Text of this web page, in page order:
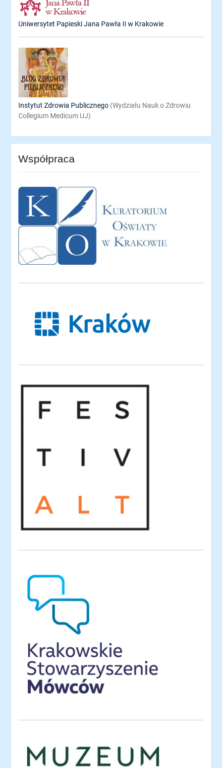
Uniwersytet Papieski Jana Pawła II w Krakowie
Instytut Zdrowia Publicznego(Wydziału Nauk o Zdrowiu
Collegium Medicum UJ)
Współpraca